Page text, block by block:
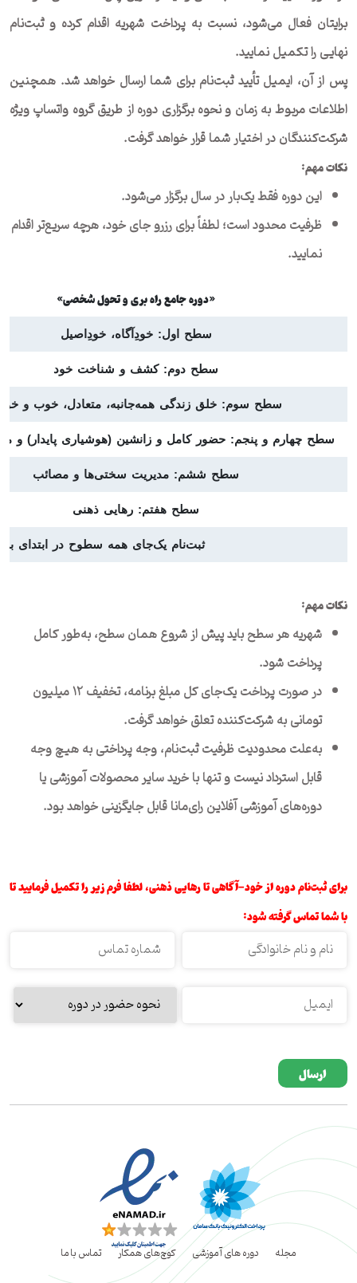
برایتان فعال می‌شود، نسبت به پرداخت شهریه اقدام کرده و ثبت‌نام
نهایی را تکمیل نمایید.
پس از آن، ایمیل تأیید ثبت‌نام برای شما ارسال خواهد شد. همچنین
اطلاعات مربوط به زمان و نحوه برگزاری دوره از طریق گروه واتساپ ویژه
شرکت‌کنندگان در اختیار شما قرار خواهد گرفت.
نکات مهم:
این دوره فقط یک‌بار در سال برگزار می‌شود.
ظرفیت محدود است؛ لطفاً برای رزرو جای خود، هرچه سریع‌تر اقدام
نمایید.
«دوره جامع راه بری و تحول شخصی»
سطح اول: خودِآگاه، خودِ‌اصیل
سطح دوم: کشف و شناخت خود
سطح سوم: خلق زندگی همه‌جانبه، متعادل، خوب و
سطح چهارم و پنجم: حضور کامل و زانشین (هوشیاری پایدار) و
سطح ششم: مدیریت سختی‌ها و مصائب
سطح هفتم: رهایی ذهنی
ثبت‌نام یک‌جای همه سطوح در ابتدای
نکات مهم:
شهریه هر سطح باید پیش از شروع همان سطح، به‌طور کامل
پرداخت شود.
در صورت پرداخت یک‌جای کل مبلغ برنامه، تخفیف ۱۲ میلیون
تومانی به شرکت‌کننده تعلق خواهد گرفت.
به‌علت محدودیت ظرفیت ثبت‌نام، وجه پرداختی به هیچ وجه
قابل استرداد نیست و تنها با خرید سایر محصولات آموزشی یا
دوره‌های آموزشی آفلاین رای‌مانا قابل جایگزینی خواهد بود.
برای ثبت‌نام دوره از خود-آگاهی تا رهایی ذهنی، لطفا فرم زیر را تکمیل فرمایید تا
با شما تماس گرفته شود:
Please
leave
this
empty.
مجله دوره های آموزشی کوچ‌های همکار تماس با ما